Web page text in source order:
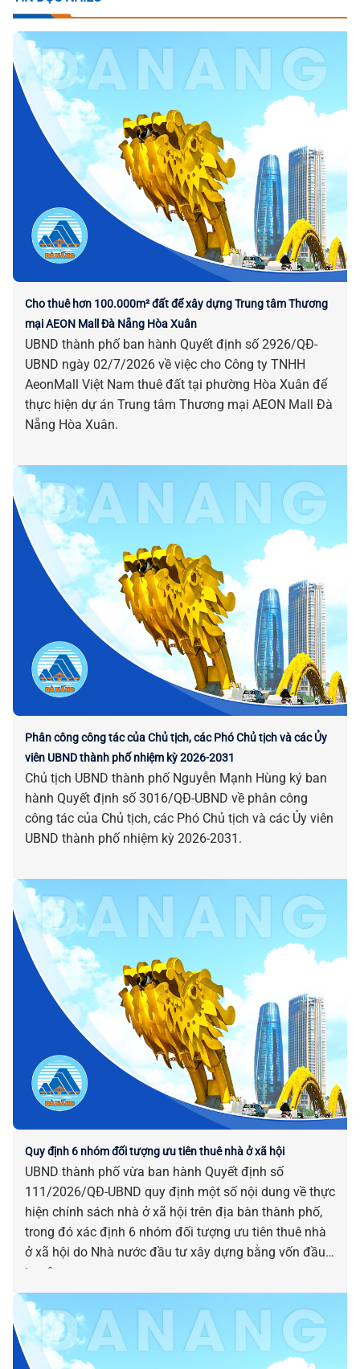
Cho thuê hơn 100.000m² đất để xây dựng Trung tâm Thương
mại AEON Mall Đà Nẵng Hòa Xuân
UBND thành phố ban hành Quyết định số 2926/QĐ-
UBND ngày 02/7/2026 về việc cho Công ty TNHH
AeonMall Việt Nam thuê đất tại phường Hòa Xuân để
thực hiện dự án Trung tâm Thương mại AEON Mall Đà
Nẵng Hòa Xuân.
Phân công công tác của Chủ tịch, các Phó Chủ tịch và các Ủy
viên UBND thành phố nhiệm kỳ 2026-2031
Chủ tịch UBND thành phố Nguyễn Mạnh Hùng ký ban
hành Quyết định số 3016/QĐ-UBND về phân công
công tác của Chủ tịch, các Phó Chủ tịch và các Ủy viên
UBND thành phố nhiệm kỳ 2026-2031.
Quy định 6 nhóm đối tượng ưu tiên thuê nhà ở xã hội
UBND thành phố vừa ban hành Quyết định số
111/2026/QĐ-UBND quy định một số nội dung về thực
hiện chính sách nhà ở xã hội trên địa bàn thành phố,
trong đó xác định 6 nhóm đối tượng ưu tiên thuê nhà
ở xã hội do Nhà nước đầu tư xây dựng bằng vốn đầu
tư công.